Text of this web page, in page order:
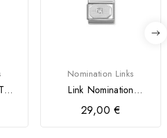
Nomination Links
Link Nomination
Retângulo
29,00 €